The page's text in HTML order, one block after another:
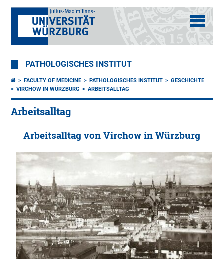
PATHOLOGISCHES INSTITUT
FACULTY OF MEDICINE PATHOLOGISCHES INSTITUT
GESCHICHTE
VIRCHOW IN WÜRZBURG
ARBEITSALLTAG
Arbeitsalltag
Arbeitsalltag von Virchow in Würzburg